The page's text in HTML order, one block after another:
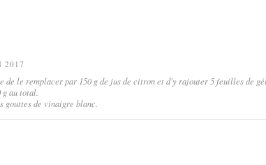
2017
de le remplacer par 150 g de jus de citron et d'y rajouter 5 feuilles de
au total.
de vinaigre blanc.